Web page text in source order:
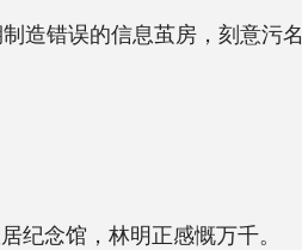
造错误的信息茧房，刻意污名
念馆，林明正感慨万千。